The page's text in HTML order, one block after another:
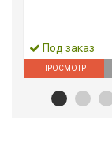
Под заказ
ПРОСМОТР